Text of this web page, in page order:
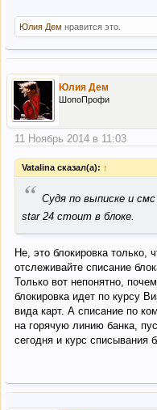
Юлия Дем нравится это.
Юлия Дем
ШопоПрофи
11 Ноябрь 2014 в 11:03
Vatalina сказал(а): ↑
“ Судя по выписке и
star 24 стоит в блоке.
Не, это блокировка только,
отслеживайте списание
Только вот непонятно,
блокировка идет по курсу
вида карт. А списание по
на горячую линию банка,
сегодня и курс списывания